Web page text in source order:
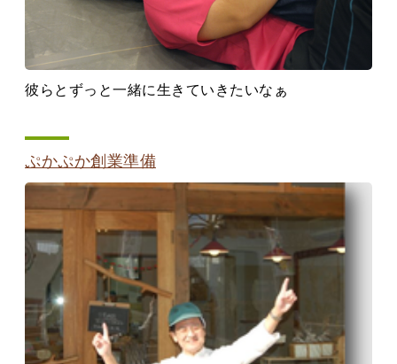
彼らとずっと一緒に生きていきたいなぁ
ぷかぷか創業準備